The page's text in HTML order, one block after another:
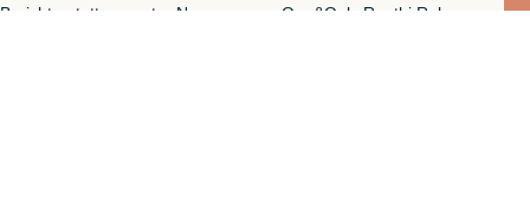
Berichterstattung unter Nennung von One&Only Reethi Rah: